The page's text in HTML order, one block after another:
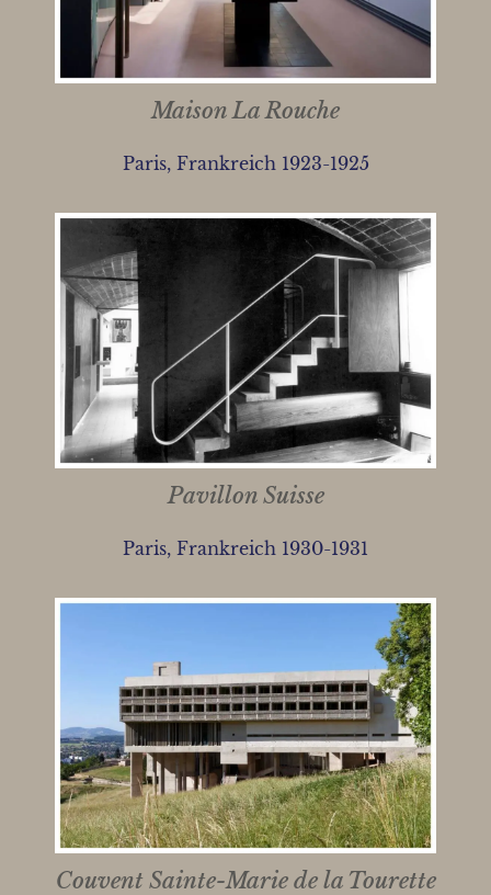
Maison La Rouche
Paris, Frankreich 1923-1925
Pavillon Suisse
Paris, Frankreich 1930-1931
Couvent Sainte-Marie de la Tourette